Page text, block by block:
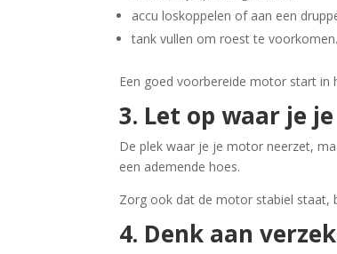
accu loskoppelen of aan een
tank vullen om roest te voorkomen.
Een goed voorbereide motor start in
3. Let op waar je
De plek waar je je motor neerzet,
een ademende hoes.
Zorg ook dat de motor stabiel staat,
4. Denk aan